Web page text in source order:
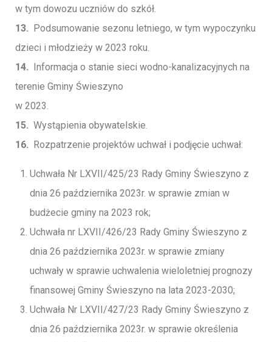
w tym dowozu uczniów do szkół.
13.
Podsumowanie sezonu letniego, w tym wypoczynku
dzieci i młodzieży w 2023 roku.
14.
Informacja o stanie sieci wodno-kanalizacyjnych na
terenie Gminy Świeszyno
w 2023.
15. Wystąpienia obywatelskie.
16.
Rozpatrzenie projektów uchwał i podjęcie uchwał:
Uchwała Nr LXVII/425/23 Rady Gminy Świeszyno z
dnia 26 października 2023r. w sprawie zmian w
budżecie gminy na 2023 rok;
Uchwała nr LXVII/426/23 Rady Gminy Świeszyno z
dnia 26 października 2023r. w sprawie zmiany
uchwały w sprawie uchwalenia wieloletniej prognozy
finansowej Gminy Świeszyno na lata 2023-2030;
Uchwała Nr LXVII/427/23 Rady Gminy Świeszyno z
dnia 26 października 2023r. w sprawie określenia